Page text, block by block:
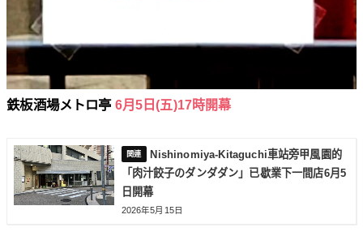
鉄板酒場メトロ亭 6月5日(五)17時開幕
Nishinomiya-Kitaguchi車站旁甲風園的
「肉汁餃子のダンダダン」已歇業下一間店6月5
日開幕
2026年5月15日